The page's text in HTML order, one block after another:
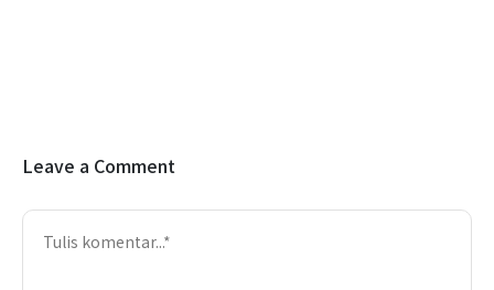
Leave a Comment